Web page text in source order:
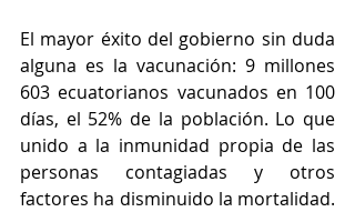
El mayor éxito del gobierno sin duda
alguna es la vacunación: 9 millones
603 ecuatorianos vacunados en 100
días, el 52% de la población. Lo que
unido a la inmunidad propia de las
personas contagiadas y otros
factores ha disminuido la mortalidad.